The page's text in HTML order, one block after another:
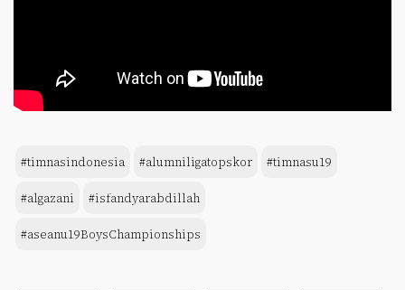
#timnasindonesia #alumniligatopskor #timnasu19
#algazani #isfandyarabdillah
#aseanu19BoysChampionships